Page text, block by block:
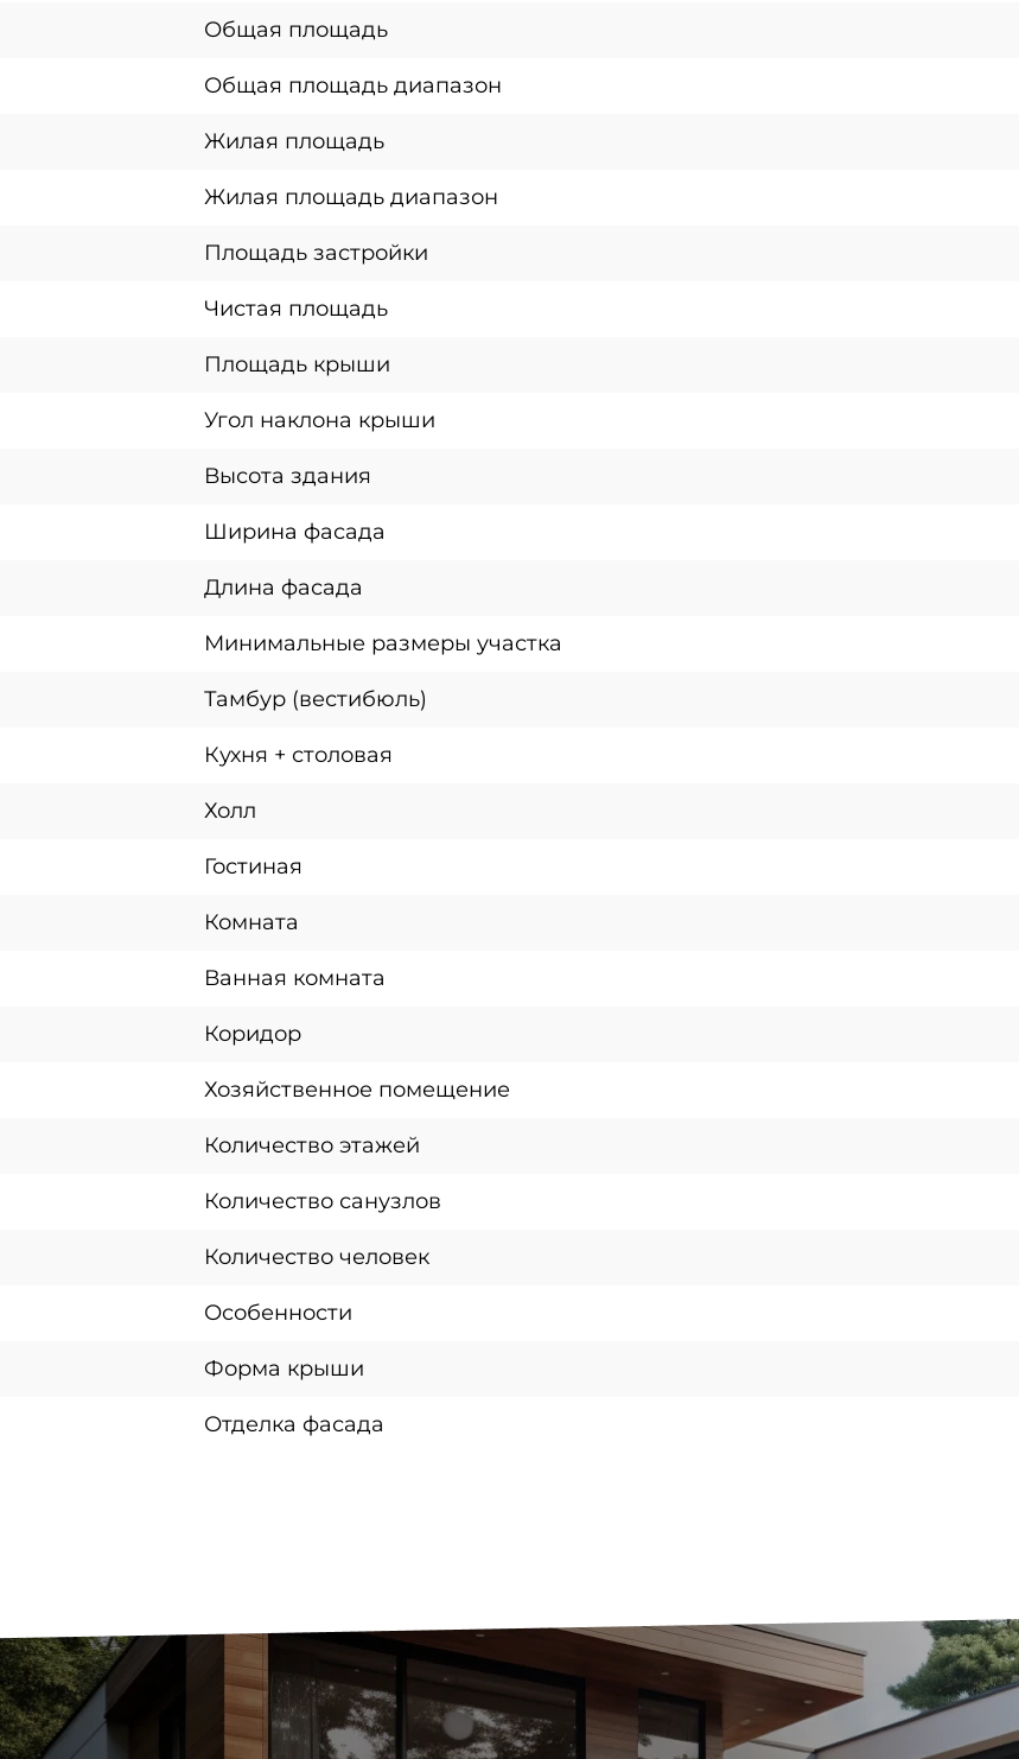
Общая площадь
Общая площадь диапазон
Жилая площадь
Жилая площадь диапазон
Площадь застройки
Чистая площадь
Площадь крыши
Угол наклона крыши
Высота здания
Ширина фасада
Длина фасада
Минимальные размеры участка
Тамбур (вестибюль)
Кухня + столовая
Холл
Гостиная
Комната
Ванная комната
Коридор
Хозяйственное помещение
Количество этажей
Количество санузлов
Количество человек
Особенности
Форма крыши
Отделка фасада